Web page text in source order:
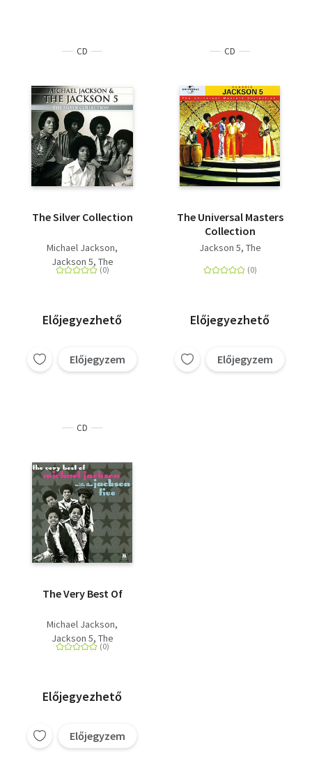
CD
The Silver Collection
Michael Jackson
Jackson 5, The
Előjegyezhető
Előjegyzem
CD
The Universal Masters
Collection
Jackson 5, The
Előjegyezhető
Előjegyzem
CD
The Very Best Of
Michael Jackson
Jackson 5, The
Előjegyezhető
Előjegyzem